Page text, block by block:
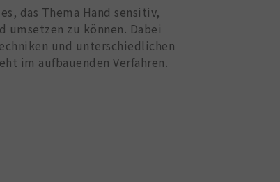
das Thema Hand sensitiv,
zu können. Dabei
und unterschiedlichen
im aufbauenden Verfahren.